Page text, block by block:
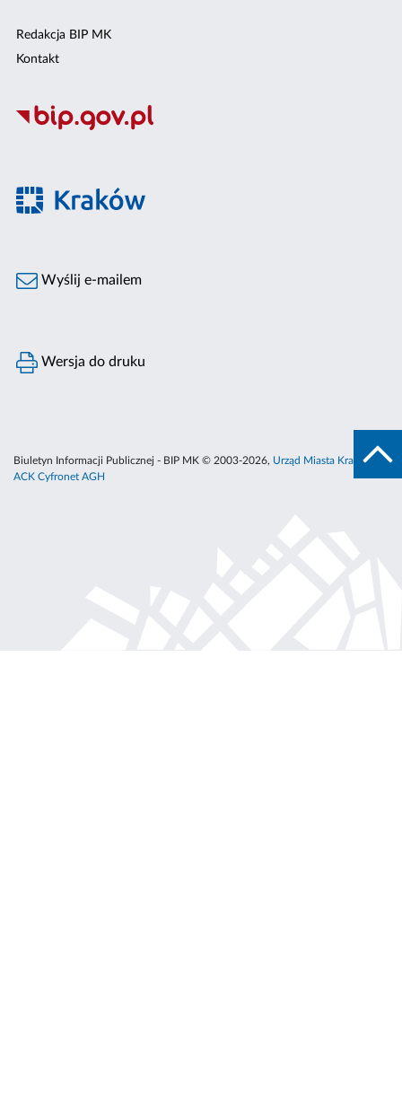
Redakcja BIP MK
Kontakt
Wyślij e-mailem
Wersja do druku
Biuletyn Informacji Publicznej - BIP MK © 2003-2026, Urząd Miasta Krakowa
ACK Cyfronet AGH